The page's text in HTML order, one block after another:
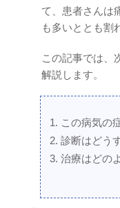
て、患者さんは
も多いととも割
この記事では、
解説します。
この病気の
診断はどう
治療はどの